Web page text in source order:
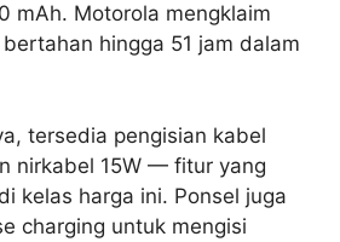
mAh. Motorola mengklaim
hingga 51 jam dalam
tersedia pengisian kabel
nirkabel 15W — fitur yang
kelas harga ini. Ponsel juga
charging untuk mengisi